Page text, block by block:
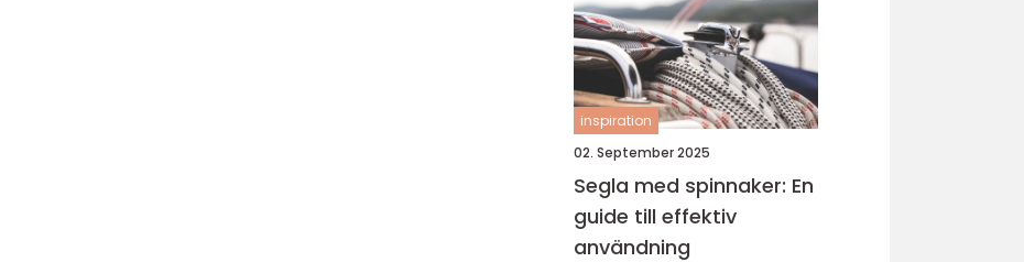
inspiration
02. September 2025
Segla med spinnaker: En
guide till effektiv
användning